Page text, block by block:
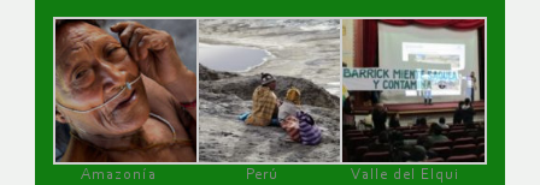
Amazonía
Perú
Valle del Elqui